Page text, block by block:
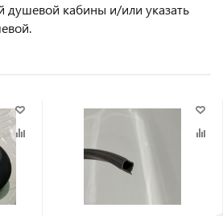
душевой кабины и/или указать